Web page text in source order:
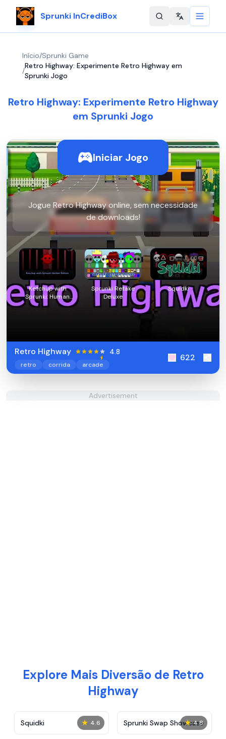
Sprunki InCrediBox Change
Início/Sprunki Game
/
Retro Highway: Experimente Retro Highway em
Sprunki Jogo
Retro Highway: Experimente Retro Highway
em Sprunki Jogo
Iniciar Jogo
Jogue Retro Highway online, sem necessidade
de downloads!
Ketchup with
Sprunki: Human
Edition
Sprunki Retake
Deluxe
Squidki
Retro Highway 4.8
retro corrida arcade
622
Advertisement
Explore Mais Diversão de Retro
Highway
★ 4.6
Squidki ★ 4.8
Sprunki Swap Showcase